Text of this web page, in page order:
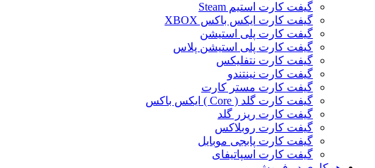
گیفت کارت استیم Steam
گیفت کارت ایکس باکس XBOX
گیفت کارت پلی استیشن
گیفت کارت پلی استیشن پلاس
گیفت کارت نتفلیکس
گیفت کارت نینتندو
گیفت کارت مستر کارت
گیفت کارت گلد ( Core ) ایکس باکس
گیفت کارت ریزر گلد
گیفت کارت روبلاکس
گیفت کارت پابجی موبایل
گیفت کارت اسپاتیفای